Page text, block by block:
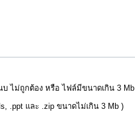
ไม่ถูกต้อง หรือ ไฟล์มีขนาดเกิน 3 Mb
.ppt และ .zip ขนาดไม่เกิน 3 Mb )